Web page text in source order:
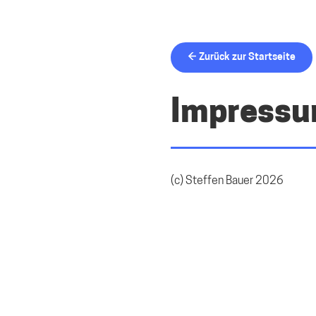
← Zurück zur Startseite
(c) Steffen Bauer 2026